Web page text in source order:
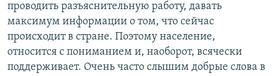
проводить разъяснительную работу, давать
максимум информации о том, что сейчас
происходит в стране. Поэтому население,
относится с пониманием и, наоборот, всячески
поддерживает. Очень часто слышим добрые слова в